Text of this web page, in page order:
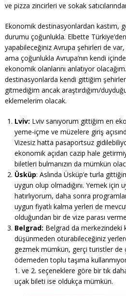
ve pizza zincirleri ve sokak
Ekonomik destinasyonlardan kastım,
durumu çoğunlukla. Elbette
yapabileceğiniz Avrupa şehirleri de
ama çoğunlukla Avrupa’nın kendi
ekonomik olanlarını anlatıyor
destinasyonlarda kendi gittiğim
gitmediğim ancak araştırdığım/
eklemelerim olacak.
Lviv: Lviv sanıyorum gittiğim en
yeme-içme ve müzelere giriş
Vizesiz hatta pasaportsuz
ekonomik açıdan cazip hale
biletleri bulmanızın da mümkün
Üsküp: Aslında Üsküp’e turla
uygun olup olmadığını. Yemek
hatırlıyorum, daha sonra
uygun fiyatlı kalma yerleri de
olduğundan bir de vize parası
Belgrad: Belgrad da merkezindeki
düşünmeden oturabileceğiniz
gezmek mümkün, gerçi turistler de
ödemeden toplu taşıma
1. ve 2. seçeneklere göre bir tık
uçak bileti ise oldukça mümkün.